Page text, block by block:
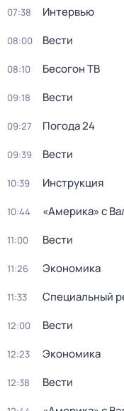
07:38 Интервью
08:00 Вести
08:10 Бесогон ТВ
09:18 Вести
09:27 Погода 24
09:39 Вести
10:39 Инструкция
10:44 «Америка» с
11:00 Вести
11:26 Экономика
11:33 Специальный
12:00 Вести
12:23 Экономика
12:38 Вести